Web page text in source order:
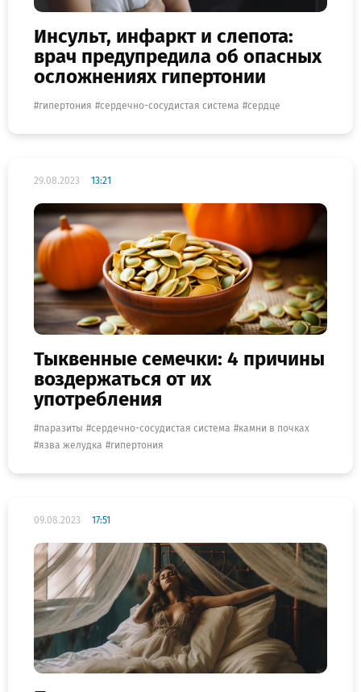
Инсульт, инфаркт и слепота:
врач предупредила об опасных
осложнениях гипертонии
гипертония сердечно-сосудистая система сердце
29.08.2023 13:21
Тыквенные семечки: 4 причины
воздержаться от их
употребления
паразиты сердечно-сосудистая система
камни в почках
язва желудка
гипертония
09.08.2023 17:51